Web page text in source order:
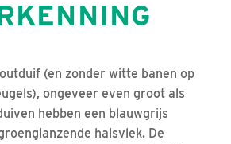
(en zonder witte banen op
ongeveer even groot als
hebben een blauwgrijs
halsvlek. De